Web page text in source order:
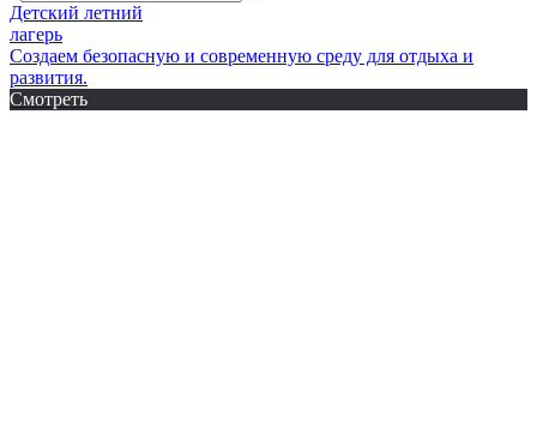
Детский летний
лагерь
Создаем безопасную и современную среду для отдыха и
развития.
Смотреть